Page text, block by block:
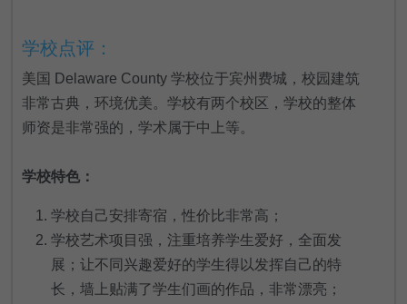
学校点评：
美国 Delaware County 学校位于宾州费城，校园建筑
非常古典，环境优美。学校有两个校区，学校的整体
师资是非常强的，学术属于中上等。
学校特色：
学校自己安排寄宿，性价比非常高；
学校艺术项目强，注重培养学生爱好，全面发
展；让不同兴趣爱好的学生得以发挥自己的特
长，墙上贴满了学生们画的作品，非常漂亮；